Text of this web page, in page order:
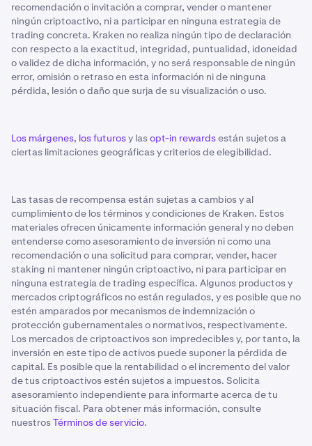
recomendación o invitación a comprar, vender o mantener
ningún criptoactivo, ni a participar en ninguna estrategia de
trading concreta. Kraken no realiza ningún tipo de declaración
con respecto a la exactitud, integridad, puntualidad, idoneidad
o validez de dicha información, y no será responsable de ningún
error, omisión o retraso en esta información ni de ninguna
pérdida, lesión o daño que surja de su visualización o uso.
Los márgenes, los futurosy lasopt-in rewardsestán sujetos a
ciertas limitaciones geográficas y criterios de elegibilidad.
Las tasas de recompensa están sujetas a cambios y al
cumplimiento de los términos y condiciones de Kraken. Estos
materiales ofrecen únicamente información general y no deben
entenderse como asesoramiento de inversión ni como una
recomendación o una solicitud para comprar, vender, hacer
staking ni mantener ningún criptoactivo, ni para participar en
ninguna estrategia de trading específica. Algunos productos y
mercados criptográficos no están regulados, y es posible que no
estén amparados por mecanismos de indemnización o
protección gubernamentales o normativos, respectivamente.
Los mercados de criptoactivos son impredecibles y, por tanto, la
inversión en este tipo de activos puede suponer la pérdida de
capital. Es posible que la rentabilidad o el incremento del valor
de tus criptoactivos estén sujetos a impuestos. Solicita
asesoramiento independiente para informarte acerca de tu
situación fiscal. Para obtener más información, consulte
nuestrosTérminos de servicio.